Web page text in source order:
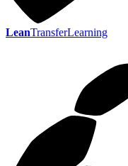
LeanTransferLearning